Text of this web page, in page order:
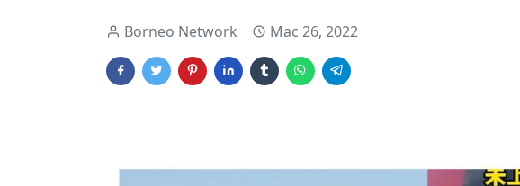
Borneo Network Mac 26, 2022